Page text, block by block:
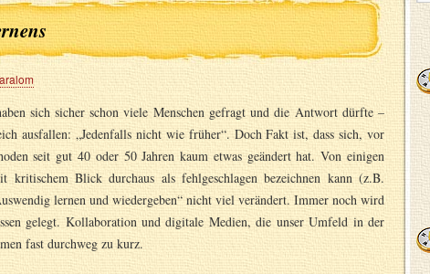
sich sicher schon viele Menschen gefragt und die Antwort dürfte –
ausfallen: „Jedenfalls nicht wie früher“. Doch Fakt ist, dass sich, vor
seit gut 40 oder 50 Jahren kaum etwas geändert hat. Von einigen
kritischem Blick durchaus als fehlgeschlagen bezeichnen kann (z.B.
lernen und wiedergeben“ nicht viel verändert. Immer noch wird
gelegt. Kollaboration und digitale Medien, die unser Umfeld in der
fast durchweg zu kurz.